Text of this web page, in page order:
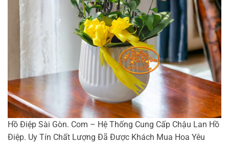
Hồ Điệp Sài Gòn. Com – Hệ Thống Cung Cấp Chậu Lan Hồ
Điệp. Uy Tín Chất Lượng Đã Được Khách Mua Hoa Yêu